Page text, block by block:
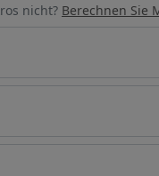
nicht? Berechnen Sie